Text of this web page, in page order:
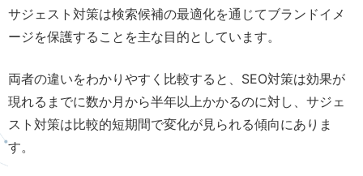
サジェスト対策は検索候補の最適化を通じてブランドイメ
ージを保護することを主な目的としています。
両者の違いをわかりやすく比較すると、SEO対策は効果が
現れるまでに数か月から半年以上かかるのに対し、サジェ
スト対策は比較的短期間で変化が見られる傾向にありま
す。